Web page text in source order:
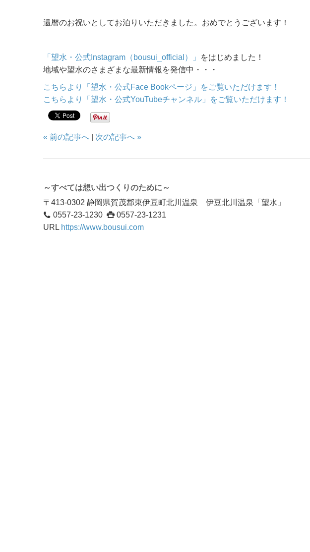
還暦のお祝いとしてお泊りいただきました。おめでとうございます！
「望水・公式Instagram（bousui_official）」
をはじめました！
地域や望水のさまざまな最新情報を発信中・・・
こちらより「望水・公式Face Bookページ」をご覧いただけます！
こちらより「望水・公式YouTubeチャンネル」をご覧いただけます！
« 前の記事へ 次の記事へ »
～すべては想い出つくりのために～
〒413-0302 静岡県賀茂郡東伊豆町北川温泉 伊豆北川温泉「望水」
0557-23-1230
0557-23-1231
URL https://www.bousui.com